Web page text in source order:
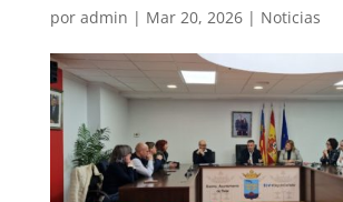
por admin | Mar 20, 2026| Noticias